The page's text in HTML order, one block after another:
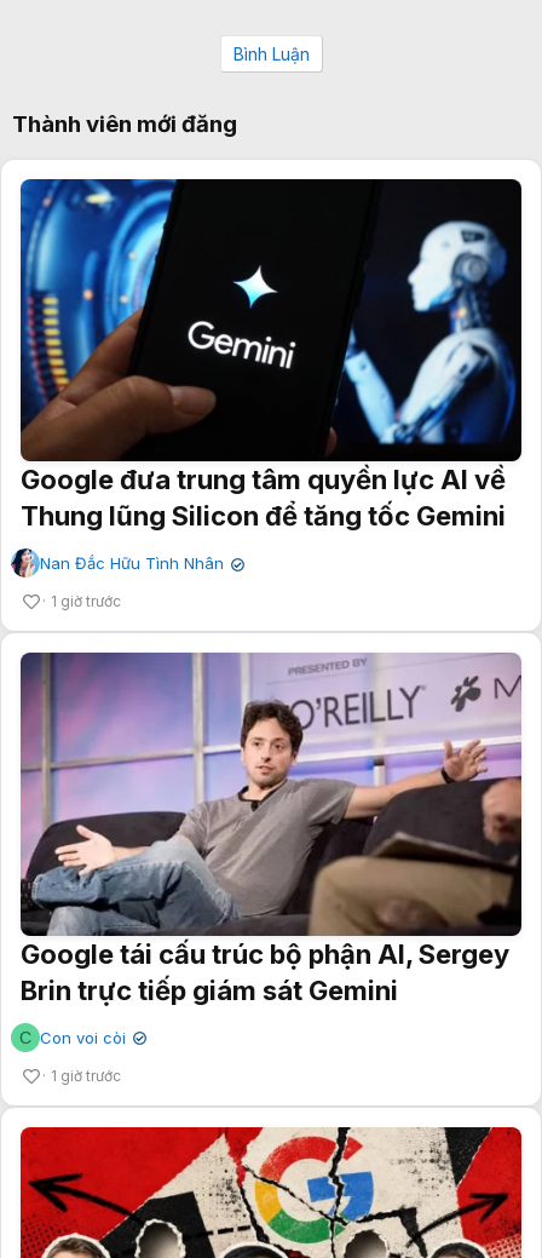
Bình Luận
Thành viên mới đăng
Google đưa trung tâm quyền lực AI về
Thung lũng Silicon để tăng tốc Gemini
Nan Đắc Hữu Tình Nhân ✔
1 giờ trước
Google tái cấu trúc bộ phận AI, Sergey
Brin trực tiếp giám sát Gemini
C Con voi còi ✔
1 giờ trước